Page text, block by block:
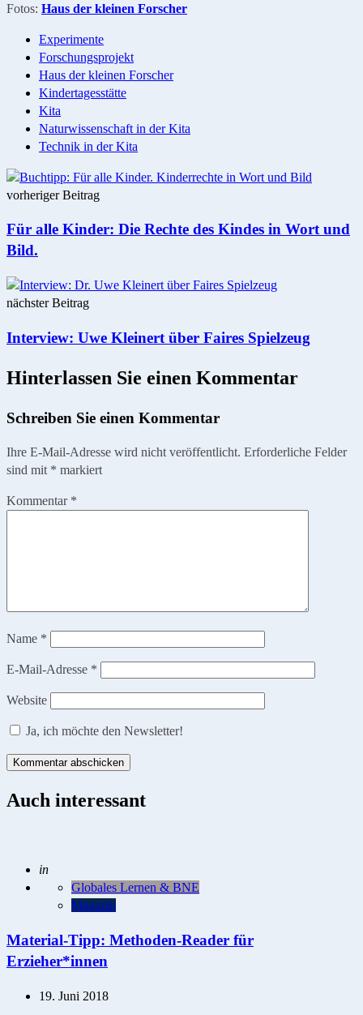
Fotos: Haus der kleinen Forscher
Experimente
Forschungsprojekt
Haus der kleinen Forscher
Kindertagesstätte
Kita
Naturwissenschaft in der Kita
Technik in der Kita
Post
navigation
vorheriger Beitrag
Für alle Kinder: Die Rechte des Kindes in Wort und
Bild.
nächster Beitrag
Interview: Uwe Kleinert über Faires Spielzeug
Hinterlassen Sie einen Kommentar
Schreiben Sie einen Kommentar
Ihre E-Mail-Adresse wird nicht veröffentlicht. Erforderliche Felder
sind mit * markiert
Kommentar *
Name *
E-Mail-Adresse *
Website
Ja, ich möchte den Newsletter!
Auch interessant
Posted
in
Globales Lernen & BNE
Magazin
Material-Tipp: Methoden-Reader für
Erzieher*innen
19. Juni 2018